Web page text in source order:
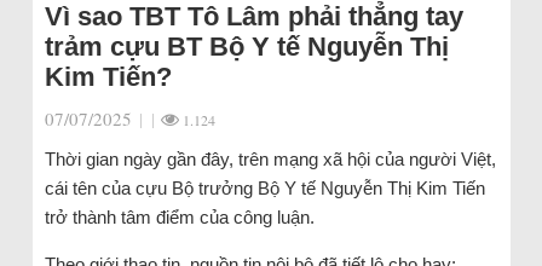
Vì sao TBT Tô Lâm phải thẳng tay
trảm cựu BT Bộ Y tế Nguyễn Thị
Kim Tiến?
07/07/2025 | | 1.124
Thời gian ngày gần đây, trên mạng xã hội của người Việt,
cái tên của cựu Bộ trưởng Bộ Y tế Nguyễn Thị Kim Tiến
trở thành tâm điểm của công luận.